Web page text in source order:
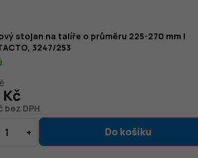
stojan na talíře o průměru 225-270 mm |
3247/253
bez DPH
Kč